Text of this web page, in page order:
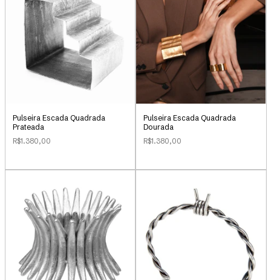
Pulseira Escada Quadrada
Prateada
R$1.380,00
Pulseira Escada Quadrada
Dourada
R$1.380,00